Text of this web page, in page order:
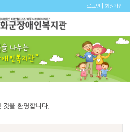
로그인 회원가입